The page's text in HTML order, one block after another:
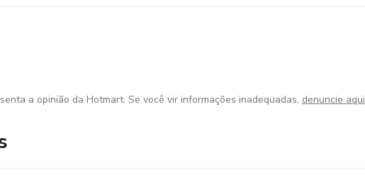
a opinião da Hotmart. Se você vir informações inadequadas, denuncie aqui